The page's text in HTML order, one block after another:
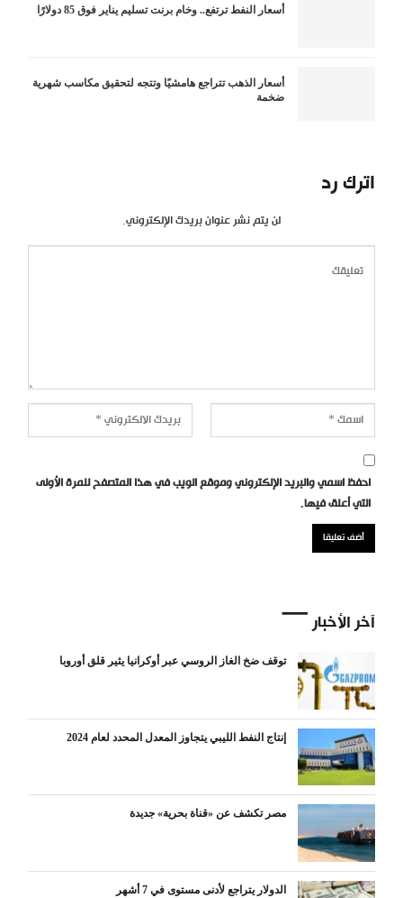
أسعار النفط ترتفع.. وخام برنت تسليم يناير فوق 85 دولارًا
أسعار الذهب تتراجع هامشيًا وتتجه لتحقيق مكاسب شهرية
ضخمة
اترك رد
لن يتم نشر عنوان بريدك الإلكتروني.
احفظ اسمي والبريد الإلكتروني وموقع الويب في هذا المتصفح للمرة الأولى
التي أعلق فيها.
آخر الأخبار
توقف ضخ الغاز الروسي عبر أوكرانيا يثير قلق أوروبا
إنتاج النفط الليبي يتجاوز المعدل المحدد لعام 2024
مصر تكشف عن «قناة بحرية» جديدة
الدولار يتراجع لأدنى مستوى في 7 أشهر